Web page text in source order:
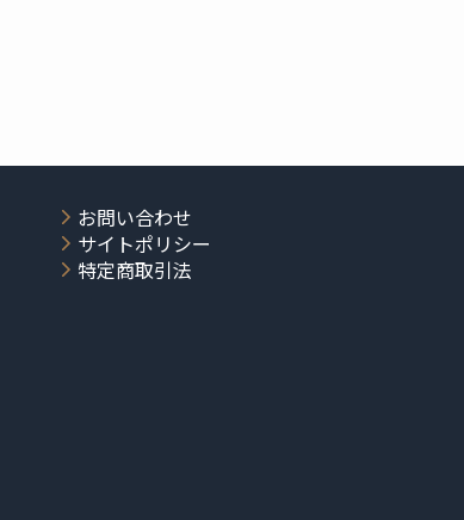
お問い合わせ
サイトポリシー
特定商取引法